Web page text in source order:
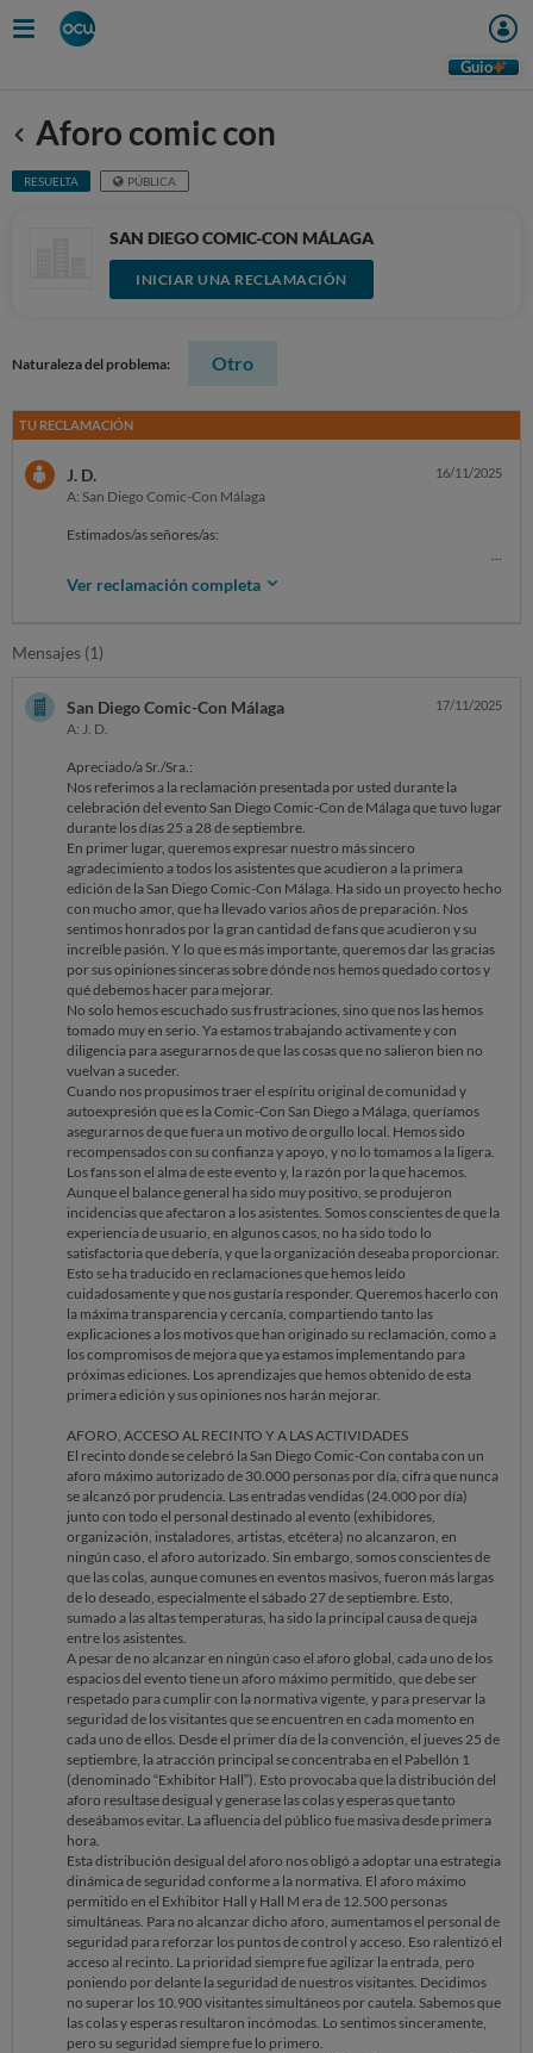
Guio
Anterior
Aforo comic con
RESUELTA PÚBLICA
SAN DIEGO COMIC-CON MÁLAGA
INICIAR UNA RECLAMACIÓN
Naturaleza del problema: Otro
TU RECLAMACIÓN
J. D.
A: San Diego Comic-Con Málaga
16/11/2025
Estimados/as señores/as:
un sitio colapsado en el que claramente se sobrepasó el aforo y era
SOLICITO que se me devuelva el dinero o se me compense de alguna
manera.
Sin otro particular, atentamente.
Javier De Céspedes
Ver reclamación completa
Mensajes (1)
San Diego Comic-Con Málaga
A: J. D.
17/11/2025
Apreciado/a Sr./Sra.:
Nos referimos a la reclamación presentada por usted durante la
celebración del evento San Diego Comic-Con de Málaga que tuvo lugar
durante los días 25 a 28 de septiembre.
En primer lugar, queremos expresar nuestro más sincero
agradecimiento a todos los asistentes que acudieron a la primera
edición de la San Diego Comic-Con Málaga. Ha sido un proyecto hecho
con mucho amor, que ha llevado varios años de preparación. Nos
sentimos honrados por la gran cantidad de fans que acudieron y su
increíble pasión. Y lo que es más importante, queremos dar las gracias
por sus opiniones sinceras sobre dónde nos hemos quedado cortos y
qué debemos hacer para mejorar.
No solo hemos escuchado sus frustraciones, sino que nos las hemos
tomado muy en serio. Ya estamos trabajando activamente y con
diligencia para asegurarnos de que las cosas que no salieron bien no
vuelvan a suceder.
Cuando nos propusimos traer el espíritu original de comunidad y
autoexpresión que es la Comic-Con San Diego a Málaga, queríamos
asegurarnos de que fuera un motivo de orgullo local. Hemos sido
recompensados con su confianza y apoyo, y no lo tomamos a la ligera.
Los fans son el alma de este evento y, la razón por la que hacemos.
Aunque el balance general ha sido muy positivo, se produjeron
incidencias que afectaron a los asistentes. Somos conscientes de que la
experiencia de usuario, en algunos casos, no ha sido todo lo
satisfactoria que debería, y que la organización deseaba proporcionar.
Esto se ha traducido en reclamaciones que hemos leído
cuidadosamente y que nos gustaría responder. Queremos hacerlo con
la máxima transparencia y cercanía, compartiendo tanto las
explicaciones a los motivos que han originado su reclamación, como a
los compromisos de mejora que ya estamos implementando para
próximas ediciones. Los aprendizajes que hemos obtenido de esta
primera edición y sus opiniones nos harán mejorar.
AFORO, ACCESO AL RECINTO Y A LAS ACTIVIDADES
El recinto donde se celebró la San Diego Comic-Con contaba con un
aforo máximo autorizado de 30.000 personas por día, cifra que nunca
se alcanzó por prudencia. Las entradas vendidas (24.000 por día)
junto con todo el personal destinado al evento (exhibidores,
organización, instaladores, artistas, etcétera) no alcanzaron, en
ningún caso, el aforo autorizado. Sin embargo, somos conscientes de
que las colas, aunque comunes en eventos masivos, fueron más largas
de lo deseado, especialmente el sábado 27 de septiembre. Esto,
sumado a las altas temperaturas, ha sido la principal causa de queja
entre los asistentes.
A pesar de no alcanzar en ningún caso el aforo global, cada uno de los
espacios del evento tiene un aforo máximo permitido, que debe ser
respetado para cumplir con la normativa vigente, y para preservar la
seguridad de los visitantes que se encuentren en cada momento en
cada uno de ellos. Desde el primer día de la convención, el jueves 25 de
septiembre, la atracción principal se concentraba en el Pabellón 1
(denominado “Exhibitor Hall”). Esto provocaba que la distribución del
aforo resultase desigual y generase las colas y esperas que tanto
deseábamos evitar. La afluencia del público fue masiva desde primera
hora.
Esta distribución desigual del aforo nos obligó a adoptar una estrategia
dinámica de seguridad conforme a la normativa. El aforo máximo
permitido en el Exhibitor Hall y Hall M era de 12.500 personas
simultáneas. Para no alcanzar dicho aforo, aumentamos el personal de
seguridad para reforzar los puntos de control y acceso. Eso ralentizó el
acceso al recinto. La prioridad siempre fue agilizar la entrada, pero
poniendo por delante la seguridad de nuestros visitantes. Decidimos
no superar los 10.900 visitantes simultáneos por cautela. Sabemos que
las colas y esperas resultaron incómodas. Lo sentimos sinceramente,
pero su seguridad siempre fue lo primero.